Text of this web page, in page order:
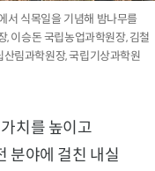
서 식목일을 기념해 밤나무를
, 이승돈 국립농업과학원장, 김철
림과학원장, 국립기상과학원
치를 높이고
분야에 걸친 내실